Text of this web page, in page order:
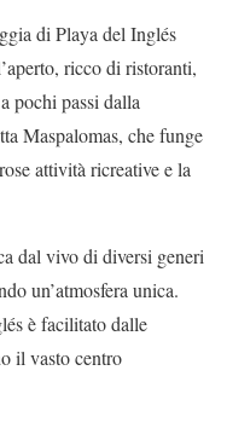
di Playa del Inglés
ricco di ristoranti,
pochi passi dalla
Maspalomas, che funge
attività ricreative e la
dal vivo di diversi generi
un’atmosfera unica.
è facilitato dalle
il vasto centro